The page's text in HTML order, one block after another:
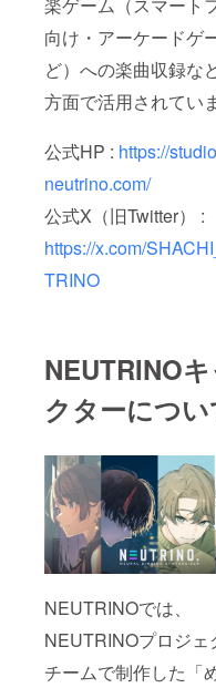
向け・アーケードゲ
ど）への楽曲収録な
方面で活用されてい
公式HP : https://
neutrino.com/
公式X（旧Twitter） :
https://x.com/
TRINO
NEUTRINO
クターについ
NEUTRINOでは、
NEUTRINOプロジェ
チームで制作した「